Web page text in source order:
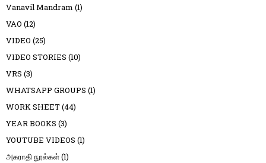
Vanavil Mandram (1)
VAO (12)
VIDEO (25)
VIDEO STORIES (10)
VRS (3)
WHATSAPP GROUPS (1)
WORK SHEET(44)
YEAR BOOKS (3)
YOUTUBE VIDEOS (1)
அகராதி நூல்கள்(1)